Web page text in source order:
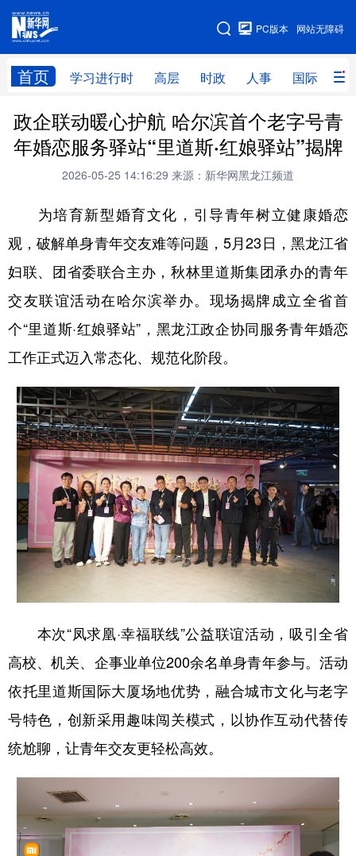
网站无障碍
PC版本
首页 学习进行时 高层 时政 人事 国际 财
网站地图
学习进行时 高层 时政 人事
国际 财经 网评 港澳
全球连线
科技 科普 体育 文化
健康 军事 访谈 视频
食品 人居 信息化 乡村振兴
溯源中国 城市 旅游
会展 彩票 娱乐 时尚
悦读 公益 书画 一带一路
亚太网 上市公司 投教基地
地方频道
北京 天津 河北 山西
上海
广东 广西 海南 重庆
四川 贵州 云南 西藏
陕西 甘肃 青海
新疆 内蒙古 黑龙江
多语种频道
政企联动暖心护航 哈尔滨首个老字号青
年婚恋服务驿站“里道斯·红娘驿站”揭牌
2026-05-25 14:16:29 来源：新华网黑龙江频道
为培育新型婚育文化，引导青年树立健康婚恋
观，破解单身青年交友难等问题，5月23日，黑龙江省
妇联、团省委联合主办，秋林里道斯集团承办的青年
交友联谊活动在哈尔滨举办。现场揭牌成立全省首
个“里道斯·红娘驿站”，黑龙江政企协同服务青年婚恋
工作正式迈入常态化、规范化阶段。
本次“凤求凰·幸福联线”公益联谊活动，吸引全省
高校、机关、企事业单位200余名单身青年参与。活动
依托里道斯国际大厦场地优势，融合城市文化与老字
号特色，创新采用趣味闯关模式，以协作互动代替传
统尬聊，让青年交友更轻松高效。